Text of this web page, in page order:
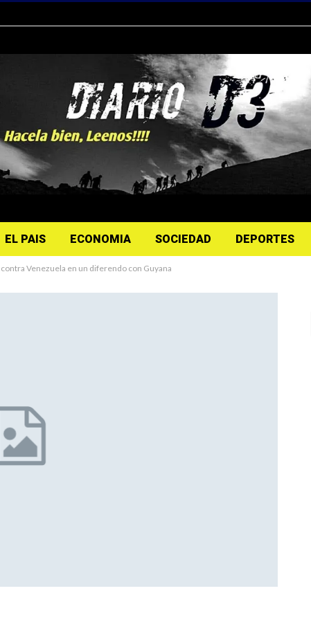
EL PAIS ECONOMIA SOCIEDAD DEPORTES
Venezuela en un diferendo con Guyana